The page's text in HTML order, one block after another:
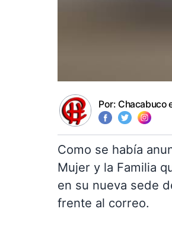
Por: Chacabuco
Como se había
Mujer y la Familia
en su nueva sede
frente al correo.